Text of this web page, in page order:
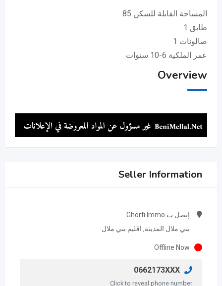
المساحة القابلة للسكن 85
طابق 1
صالونات 1
عمر الملكية 6-10 سنوات
Overview
Seller Information
إتصل ب Ghorfi Immo
بني ملال المدينة, اقليم بني ملال
Offline Now
0662173XXX
Click to reveal phone number